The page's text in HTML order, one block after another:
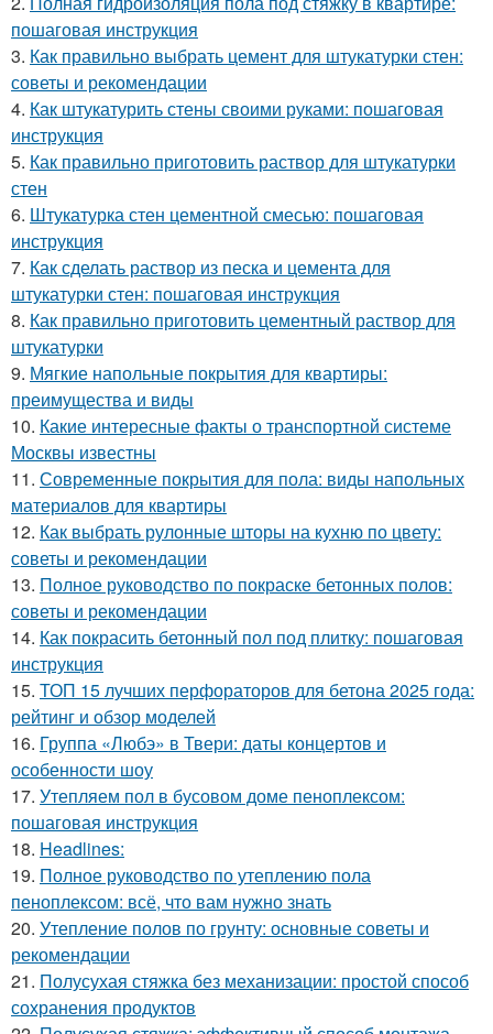
пошаговая инструкция
3. Как правильно выбрать цемент для штукатурки стен:
советы и рекомендации
4. Как штукатурить стены своими руками: пошаговая
инструкция
5. Как правильно приготовить раствор для штукатурки
стен
6. Штукатурка стен цементной смесью: пошаговая
инструкция
7. Как сделать раствор из песка и цемента для
штукатурки стен: пошаговая инструкция
8. Как правильно приготовить цементный раствор для
штукатурки
9. Мягкие напольные покрытия для квартиры:
преимущества и виды
10. Какие интересные факты о транспортной системе
Москвы известны
11. Современные покрытия для пола: виды напольных
материалов для квартиры
12. Как выбрать рулонные шторы на кухню по цвету:
советы и рекомендации
13. Полное руководство по покраске бетонных полов:
советы и рекомендации
14. Как покрасить бетонный пол под плитку: пошаговая
инструкция
15. ТОП 15 лучших перфораторов для бетона 2025 года:
рейтинг и обзор моделей
16. Группа «Любэ» в Твери: даты концертов и
особенности шоу
17. Утепляем пол в бусовом доме пеноплексом:
пошаговая инструкция
18. Headlines:
19. Полное руководство по утеплению пола
пеноплексом: всё, что вам нужно знать
20. Утепление полов по грунту: основные советы и
рекомендации
21. Полусухая стяжка без механизации: простой способ
сохранения продуктов